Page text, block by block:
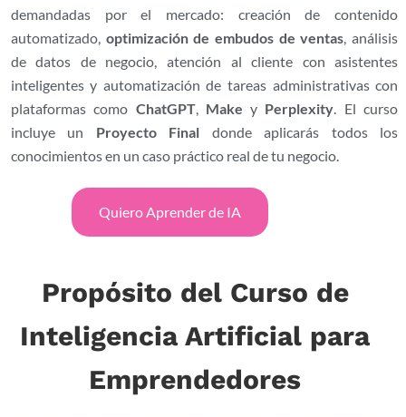
demandadas por el mercado: creación de contenido
automatizado, optimización de embudos de ventas, análisis
de datos de negocio, atención al cliente con asistentes
inteligentes y automatización de tareas administrativas con
plataformas como ChatGPT, Make y Perplexity. El curso
incluye un Proyecto Final donde aplicarás todos los
conocimientos en un caso práctico real de tu negocio.
Quiero Aprender de IA
Propósito del Curso de
Inteligencia Artificial para
Emprendedores